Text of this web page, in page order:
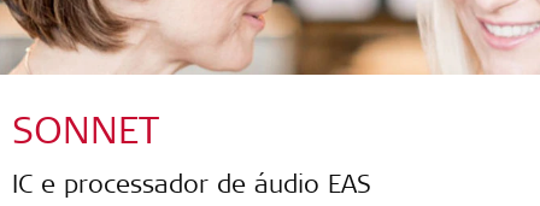
SONNET
IC e processador de áudio EAS